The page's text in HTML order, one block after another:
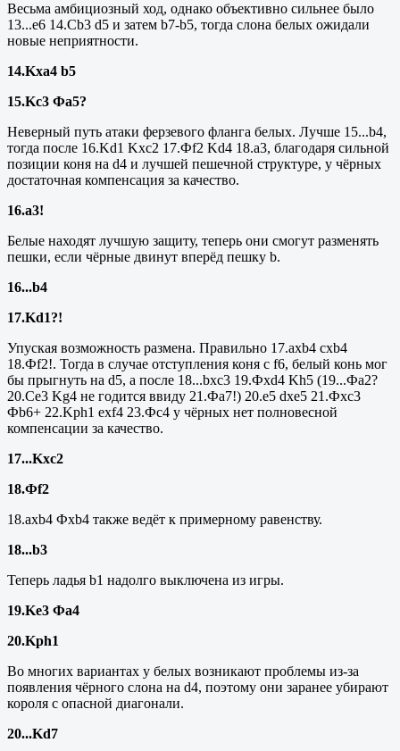
Весьма амбициозный ход, однако объективно сильнее было
13...е6 14.Cb3 d5 и затем b7-b5, тогда слона белых ожидали
новые неприятности.
14.Kxa4 b5
15.Kc3 Фа5?
Неверный путь атаки ферзевого фланга белых. Лучше 15...b4,
тогда после 16.Kd1 Kxc2 17.Фf2 Kd4 18.a3, благодаря сильной
позиции коня на d4 и лучшей пешечной структуре, у чёрных
достаточная компенсация за качество.
16.а3!
Белые находят лучшую защиту, теперь они смогут разменять
пешки, если чёрные двинут вперёд пешку b.
16...b4
17.Kd1?!
Упуская возможность размена. Правильно 17.axb4 cxb4
18.Фf2!. Тогда в случае отступления коня с f6, белый конь мог
бы прыгнуть на d5, а после 18...bxc3 19.Фxd4 Kh5 (19...Фа2?
20.Се3 Kg4 не годится ввиду 21.Фа7!) 20.е5 dxe5 21.Фxc3
Фb6+ 22.Kph1 exf4 23.Фс4 у чёрных нет полновесной
компенсации за качество.
17...Kxc2
18.Фf2
18.axb4 Фxb4 также ведёт к примерному равенству.
18...b3
Теперь ладья b1 надолго выключена из игры.
19.Ke3 Фа4
20.Kph1
Во многих вариантах у белых возникают проблемы из-за
появления чёрного слона на d4, поэтому они заранее убирают
короля с опасной диагонали.
20...Kd7